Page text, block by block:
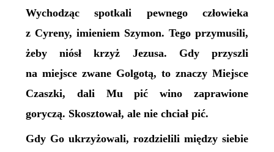
Wychodząc spotkali pewnego człowieka
z Cyreny, imieniem Szymon. Tego przymusili,
żeby niósł krzyż Jezusa. Gdy przyszli
na miejsce zwane Golgotą, to znaczy Miejsce
Czaszki, dali Mu pić wino zaprawione
goryczą. Skosztował, ale nie chciał pić.
Gdy Go ukrzyżowali, rozdzielili między siebie